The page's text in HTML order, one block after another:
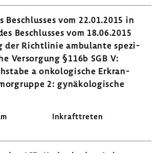
Beschlusses vom 22.01.2015 in
Beschlusses vom 18.06.2015
der Richt­linie ambu­lante spezi­
Versor­gung §116b SGB V:
a onko­lo­gi­sche Erkran­
2: gynä­ko­lo­gi­sche